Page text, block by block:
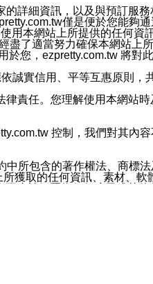
，將可收到通知型訊息。
詳細資訊，以及與預訂服務
僅是便於您能夠
用本網站上所提供的任何資
盡了適當努力確保本網站上
您，ezpretty.com.tw 將對此
誠實信用、平等互惠原則，
責任。您理解使用本網站
控制，我們對其內
所包含的著作權法、商標法
獲取的任何資訊、素材、軟